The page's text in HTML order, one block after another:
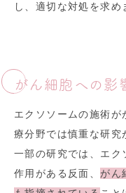
し、適切な対処を求め
がん細胞への影
エクソソームの施術
療分野では慎重な研究
一部の研究では、エク
作用がある反面、 がん